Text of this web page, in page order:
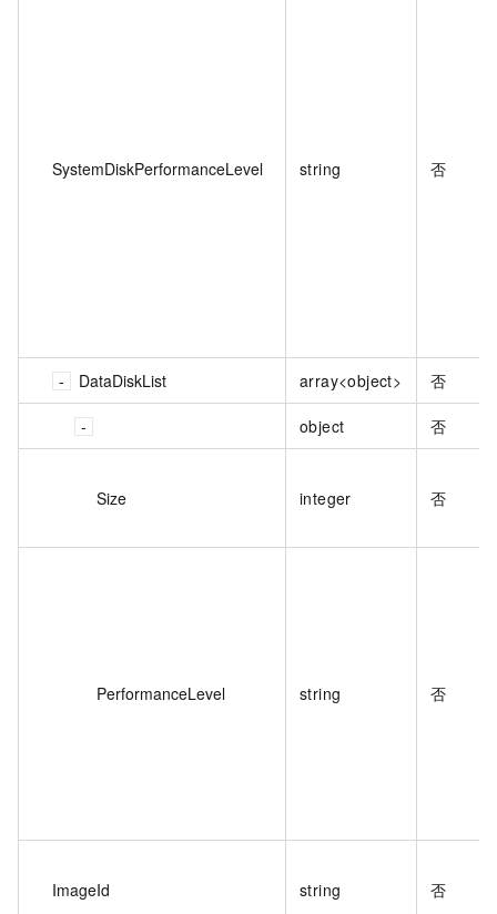
SystemDiskPerformanceLevel string 否
DataDiskList array<object> 否
object 否
Size integer 否
PerformanceLevel string 否
ImageId string 否